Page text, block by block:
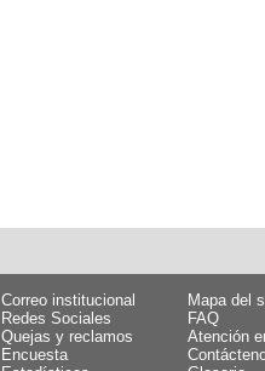
Correo institucional
Mapa del
Redes Sociales
FAQ
Quejas y reclamos
Atención
Encuesta